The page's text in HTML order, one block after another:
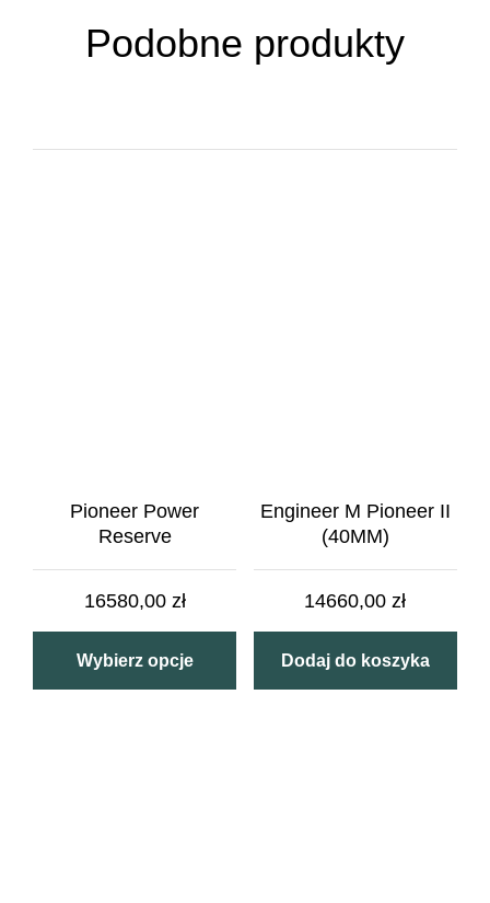
Podobne produkty
Pioneer Power
Reserve
16580,00 zł
Wybierz opcje
Engineer M Pioneer II
(40MM)
14660,00zł
Dodaj do koszyka